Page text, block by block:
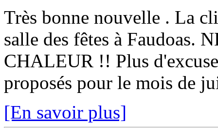
Très bonne nouvelle . La
salle des fêtes à Faudoas.
CHALEUR !! Plus
proposés pour le mois de
[En savoir plus]